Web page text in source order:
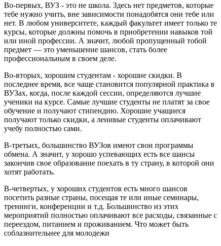
Во-первых, ВУЗ - это не школа. Здесь нет предметов, которые
тебе нужно учить, вне зависимости понадобятся они тебе или
нет. В любом университете, каждый факультет имеет только те
курсы, которые должны помочь в приобретении навыков той
или иной профессии. А значит, любой пропущенный тобой
предмет — это уменьшение шансов, стать более
профессиональным в своем деле.
Во-вторых, хорошим студентам - хорошие скидки. В
последнее время, все чаще становится популярной практика в
ВУЗах, когда, после каждой сессии, определяются лучшие
ученики на курсе. Самые лучшие студенты не платят за свое
обучение и получают стипендию. Хорошие учащиеся
получают только скидки, а ленивые студенты оплачивают
учебу полностью сами.
В-третьих, большинство ВУЗов имеют свои программы
обмена. А значит, у хорошо успевающих есть все шансы
закончив свое образование поехать в ту страну, в которой они
хотят работать.
В-четвертых, у хороших студентов есть много шансов
посетить разные страны, посещая те или иные семинары,
тренинги, конференции и т.д. Большинство из этих
мероприятий полностью оплачивают все расходы, связанные с
переездом, питанием и проживанием. Что может быть
соблазнительнее для молодежи